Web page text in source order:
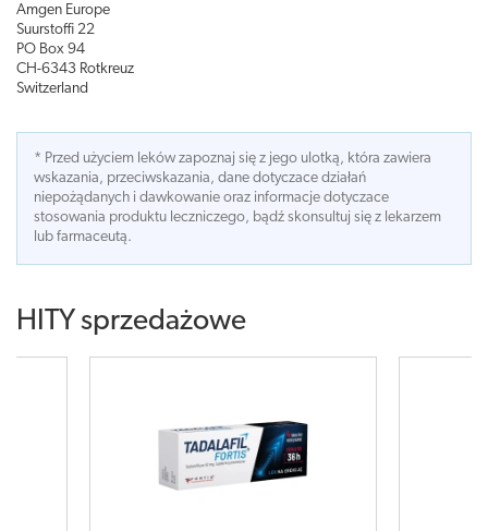
Amgen Europe
Suurstoffi 22
PO Box 94
CH-6343 Rotkreuz
Switzerland
* Przed użyciem leków zapoznaj się z jego ulotką, która zawiera
wskazania, przeciwskazania, dane dotyczace działań
niepożądanych i dawkowanie oraz informacje dotyczace
stosowania produktu leczniczego, bądź skonsultuj się z lekarzem
lub farmaceutą.
HITY sprzedażowe